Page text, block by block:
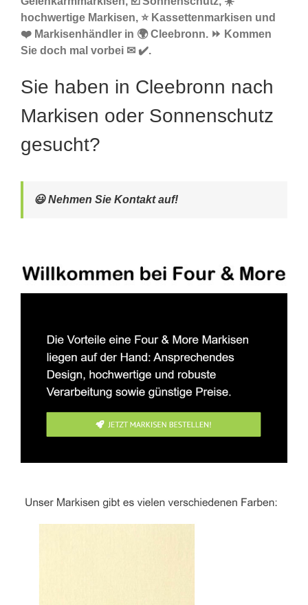
hochwertige Markisen, ⭐ Kassettenmarkisen und
❤️ Markisenhändler in 🌍 Cleebronn. ⏩ Kommen
Sie doch mal vorbei ✉ ✔️.
Sie haben in Cleebronn nach
Markisen oder Sonnenschutz
gesucht?
😃 Nehmen Sie Kontakt auf!